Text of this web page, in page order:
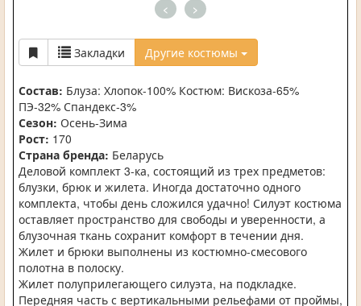
< >
Закладки Другие костюмы
Состав: Блуза: Хлопок-100% Костюм: Вискоза-65%
ПЭ-32% Спандекс-3%
Сезон: Осень-Зима
Рост: 170
Страна бренда: Беларусь
Деловой комплект 3-ка, состоящий из трех предметов:
блузки, брюк и жилета. Иногда достаточно одного
комплекта, чтобы день сложился удачно! Силуэт костюма
оставляет пространство для свободы и уверенности, а
блузочная ткань сохранит комфорт в течении дня.
Жилет и брюки выполнены из костюмно-смесового
полотна в полоску.
Жилет полуприлегающего силуэта, на подкладке.
Передняя часть с вертикальными рельефами от проймы,